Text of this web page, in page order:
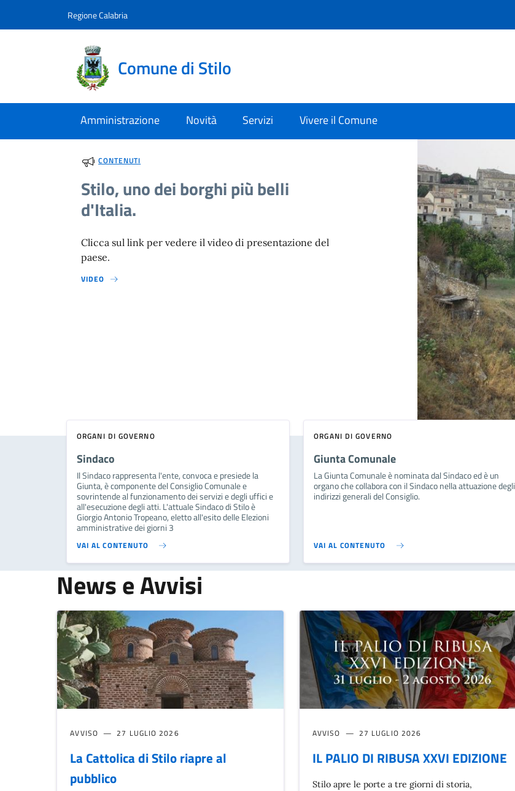
Regione Calabria
Comune di Stilo
Amministrazione Novità Servizi Vivere il Comune
CONTENUTI
Stilo, uno dei borghi più belli
d'Italia.
Clicca sul link per vedere il video di presentazione del
paese.
VIDEO
ORGANI DI GOVERNO
Sindaco
Il Sindaco rappresenta l'ente, convoca e presiede la
Giunta, è componente del Consiglio Comunale e
sovrintende al funzionamento dei servizi e degli uffici e
all'esecuzione degli atti. L'attuale Sindaco di Stilo è
Giorgio Antonio Tropeano, eletto all'esito delle Elezioni
amministrative dei giorni 3
VAI AL CONTENUTO
ORGANI DI GOVERNO
Giunta Comunale
La Giunta Comunale è nominata dal Sindaco ed è un
organo che collabora con il Sindaco nella attuazione degli
indirizzi generali del Consiglio.
VAI AL CONTENUTO
News e Avvisi
AVVISO 27 LUGLIO 2026
La Cattolica di Stilo riapre al
pubblico
AVVISO 27 LUGLIO 2026
IL PALIO DI RIBUSA XXVI EDIZIONE
Stilo apre le porte a tre giorni di storia,